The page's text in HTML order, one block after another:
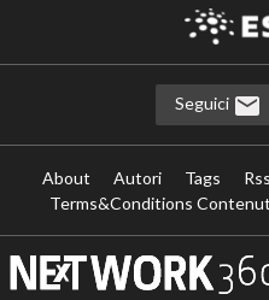
Seguici
About Autori Tags
Terms&Conditions